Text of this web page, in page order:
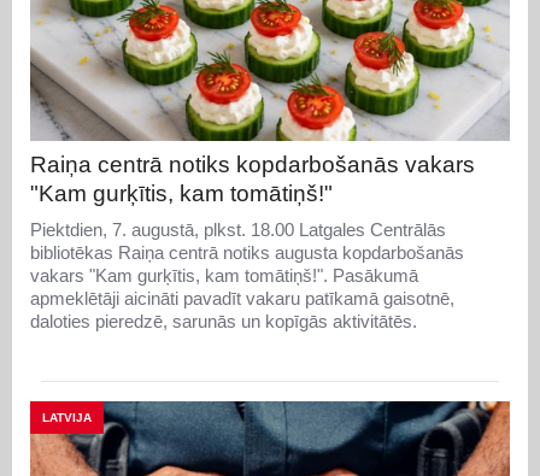
Raiņa centrā notiks kopdarbošanās vakars
"Kam gurķītis, kam tomātiņš!"
Piektdien, 7. augustā, plkst. 18.00 Latgales Centrālās
bibliotēkas Raiņa centrā notiks augusta kopdarbošanās
vakars "Kam gurķītis, kam tomātiņš!". Pasākumā
apmeklētāji aicināti pavadīt vakaru patīkamā gaisotnē,
daloties pieredzē, sarunās un kopīgās aktivitātēs.
LATVIJA